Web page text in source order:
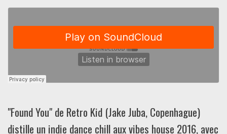
"Found You" de Retro Kid (Jake Juba, Copenhague)
distille un indie dance chill aux vibes house 2016, avec